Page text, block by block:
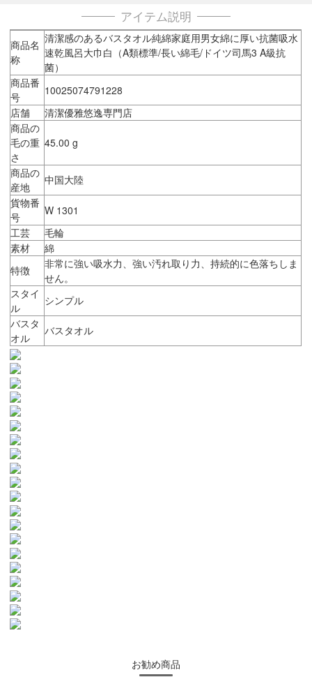
アイテム説明
商品名
称
清潔感のあるバスタオル純綿家庭用男女綿に厚い抗菌吸水
速乾風呂大巾白（A類標準/長い綿毛/ドイツ司馬3 A級抗
菌）
商品番
号
10025074791228
店舗
清潔優雅悠逸専門店
商品の
毛の重
さ
45.00 g
商品の
産地
中国大陸
貨物番
号
W 1301
工芸
毛輪
素材
綿
特徴
非常に強い吸水力、強い汚れ取り力、持続的に色落ちしま
せん。
スタイ
ル
シンプル
バスタ
オル
バスタオル
お勧め商品